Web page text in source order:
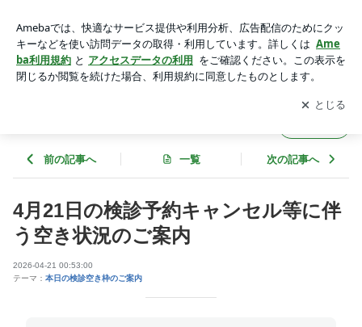
おばファミリー歯科のブログ
アプリをダウンロードして ブログの更新通知
を受け取りまし
ょう。
開く
前の記事へ 一覧 次の記事へ
4月21日の検診予約キャンセル等に伴
う空き状況のご案内
2026-04-21 00:53:00
テーマ： 本日の検診空き枠のご案内